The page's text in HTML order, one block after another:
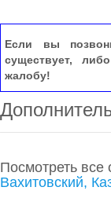
Если вы
существует,
жалобу!
Посмотреть
Вахитовский,